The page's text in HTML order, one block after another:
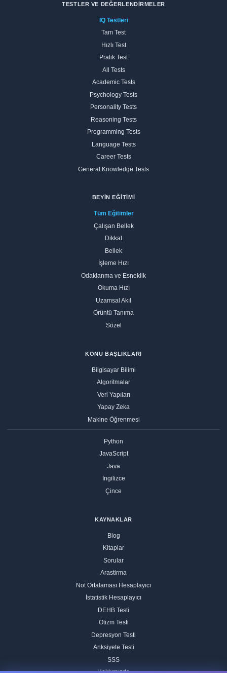
TESTLER VE DEĞERLENDIRMELER
IQ Testleri
Tam Test
Hızlı Test
Pratik Test
All Tests
Academic Tests
Psychology Tests
Personality Tests
Reasoning Tests
Programming Tests
Language Tests
Career Tests
General Knowledge Tests
BEYIN EĞITIMI
Tüm Eğitimler
Çalışan Bellek
Dikkat
Bellek
İşleme Hızı
Odaklanma ve Esneklik
Okuma Hızı
Uzamsal Akıl
Örüntü Tanıma
Sözel
KONU BAŞLIKLARI
Bilgisayar Bilimi
Algoritmalar
Veri Yapıları
Yapay Zeka
Makine Öğrenmesi
Python
JavaScript
Java
İngilizce
Çince
KAYNAKLAR
Blog
Kitaplar
Sorular
Arastirma
Not Ortalaması Hesaplayıcı
İstatistik Hesaplayıcı
DEHB Testi
Otizm Testi
Depresyon Testi
Anksiyete Testi
SSS